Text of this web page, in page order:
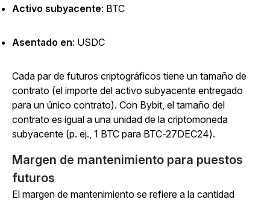
Activo subyacente: BTC
Asentado en: USDC
Cada par de futuros criptográficos tiene un tamaño de
contrato (el importe del activo subyacente entregado
para un único contrato). Con Bybit, el tamaño del
contrato es igual a una unidad de la criptomoneda
subyacente (p. ej., 1 BTC para BTC-27DEC24).
Margen de mantenimiento para puestos
futuros
El margen de mantenimiento se refiere a la cantidad